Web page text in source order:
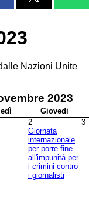
Nazioni Unite
2023
Giovedi
2
Giornata
internazionale
per porre fine
all'impunità per
i crimini contro
i giornalisti
3